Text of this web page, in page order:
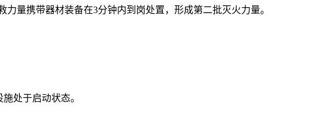
量携带器材装备在3分钟内到岗处置，形成第二批灭火力量。
处于启动状态。